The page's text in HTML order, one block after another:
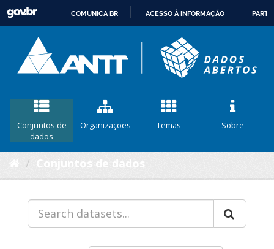
CONTEÚDO
COMUNICA BR ACESSO À INFORMAÇÃO
Conjuntos de
dados
Organizações Temas Sobre